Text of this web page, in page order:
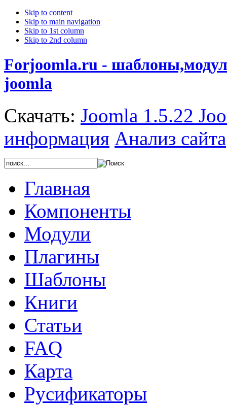
Skip to content
Skip to main navigation
Skip to 1st column
Skip to 2nd column
Forjoomla.ru -
joomla
Скачать: Joomla 1.5.22
информация Анализ сайта
Главная
Компоненты
Модули
Плагины
Шаблоны
Книги
Статьи
FAQ
Карта
Русификаторы